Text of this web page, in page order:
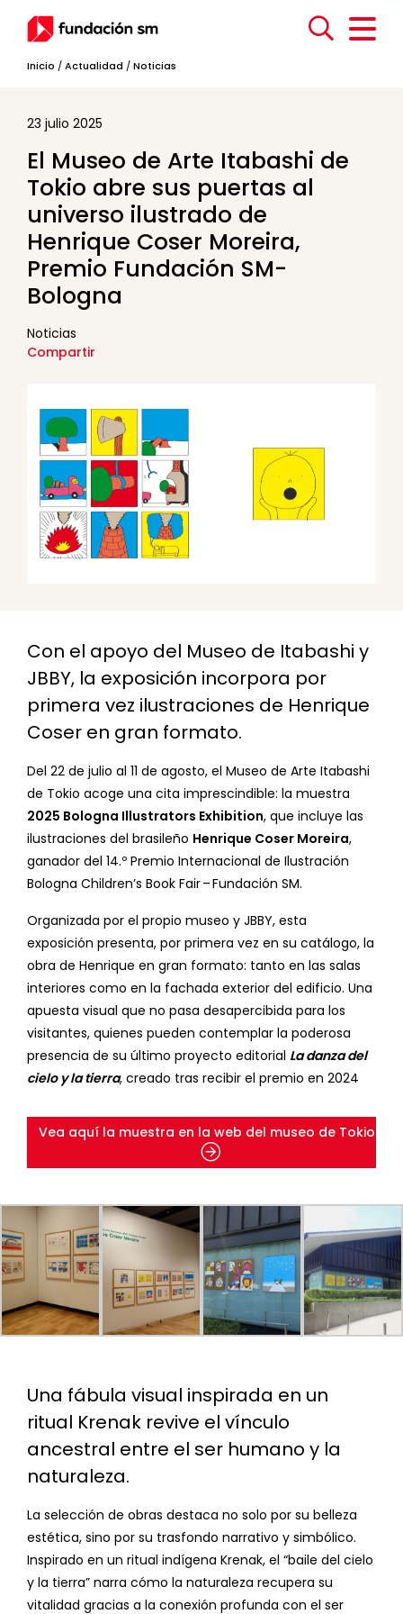
Inicio /Actualidad /Noticias
23 julio 2025
El Museo de Arte Itabashi de
Tokio abre sus puertas al
universo ilustrado de
Henrique Coser Moreira,
Premio Fundación SM-
Bologna
Noticias
Compartir
Con el apoyo del Museo de Itabashi y
JBBY, la exposición incorpora por
primera vez ilustraciones de Henrique
Coser en gran formato.
Del 22 de julio al 11 de agosto, el Museo de Arte Itabashi
de Tokio acoge una cita imprescindible: la muestra
2025 Bologna Illustrators Exhibition, que incluye las
ilustraciones del brasileño Henrique Coser Moreira,
ganador del 14.º Premio Internacional de Ilustración
Bologna Children’s Book Fair – Fundación SM.
Organizada por el propio museo y JBBY, esta
exposición presenta, por primera vez en su catálogo, la
obra de Henrique en gran formato: tanto en las salas
interiores como en la fachada exterior del edificio. Una
apuesta visual que no pasa desapercibida para los
visitantes, quienes pueden contemplar la poderosa
presencia de su último proyecto editorial La danza del
cielo y la tierra, creado tras recibir el premio en 2024
Vea aquí la muestra en la web del museo de Tokio
Una fábula visual inspirada en un
ritual Krenak revive el vínculo
ancestral entre el ser humano y la
naturaleza.
La selección de obras destaca no solo por su belleza
estética, sino por su trasfondo narrativo y simbólico.
Inspirado en un ritual indígena Krenak, el “baile del cielo
y la tierra” narra cómo la naturaleza recupera su
vitalidad gracias a la conexión profunda con el ser